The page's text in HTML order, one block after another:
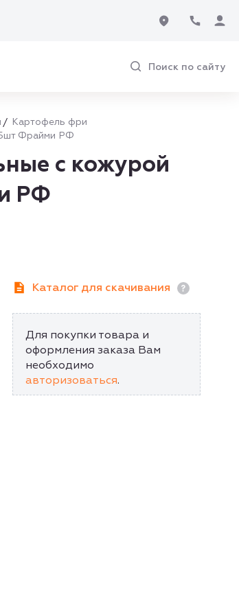
Поиск по сайту
Картофель фри
5шт Фрайми РФ
с кожурой
РФ
Каталог для скачивания
Для покупки товара и
оформления заказа Вам
необходимо
авторизоваться.